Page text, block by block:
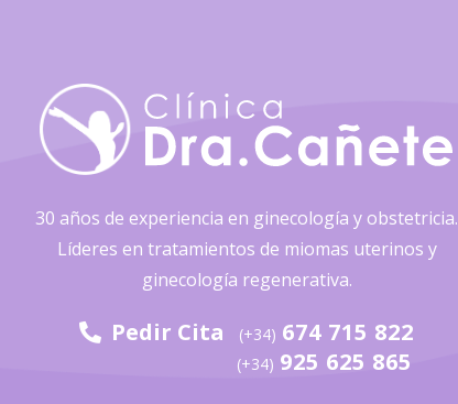
30 años de experiencia en ginecología y obstetricia.
Líderes en tratamientos de miomas uterinos y
ginecología regenerativa.
Pedir Cita (+34) 674 715 822
(+34) 925 625 865